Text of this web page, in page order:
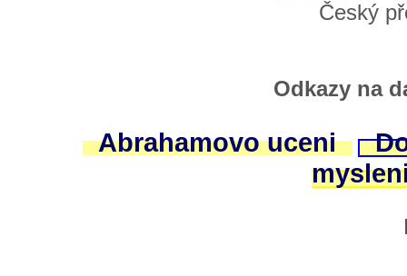
Český
Odkazy na
Abrahamovo uceni